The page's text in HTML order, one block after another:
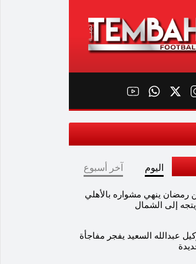
اليوم آخر أسبوع
رمضان ينهي مشواره بالأهلي
إلى الشمال
عبدالله السعيد يفجر مفاجأة